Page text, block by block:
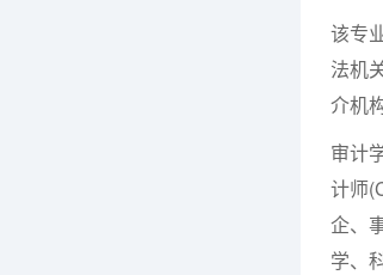
该专
法机
介机
审计
计师
企、
学、